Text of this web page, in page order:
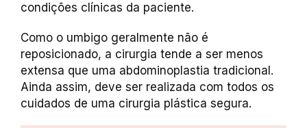
condições clínicas da paciente.
Como o umbigo geralmente não é
reposicionado, a cirurgia tende a ser menos
extensa que uma abdominoplastia tradicional.
Ainda assim, deve ser realizada com todos os
cuidados de uma cirurgia plástica segura.